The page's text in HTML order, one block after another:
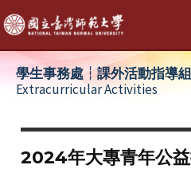
Skip
to
content
學生事務處┆課外活動指導組
Extracurricular Activities
2024年大專青年公